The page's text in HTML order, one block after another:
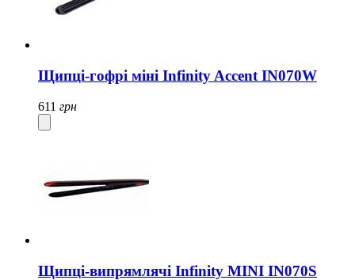
Щипці-гофрі міні Infinity Accent IN070W
611 грн
Щипці-випрямлячі Infinity MINI IN070S